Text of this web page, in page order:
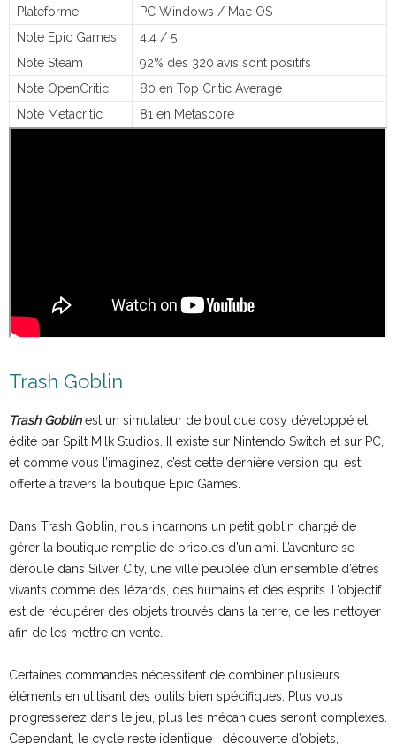
Plateforme
PC Windows / Mac OS
Note Epic Games
4.4 / 5
Note Steam
92% des 320 avis sont positifs
Note OpenCritic
80 en Top Critic Average
Note Metacritic
81 en Metascore
Trash Goblin
Trash Goblinest un simulateur de boutique cosy développé et
édité par Spilt Milk Studios. Il existe sur Nintendo Switch et sur PC,
et comme vous l’imaginez, c’est cette dernière version qui est
offerte à travers la boutique Epic Games.
Dans Trash Goblin, nous incarnons un petit goblin chargé de
gérer la boutique remplie de bricoles d’un ami. L’aventure se
déroule dans Silver City, une ville peuplée d’un ensemble d’êtres
vivants comme des lézards, des humains et des esprits. L’objectif
est de récupérer des objets trouvés dans la terre, de les nettoyer
afin de les mettre en vente.
Certaines commandes nécessitent de combiner plusieurs
éléments en utilisant des outils bien spécifiques. Plus vous
progresserez dans le jeu, plus les mécaniques seront complexes.
Cependant, le cycle reste identique : découverte d’objets,